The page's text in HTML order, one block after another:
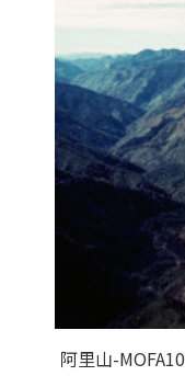
阿里山-